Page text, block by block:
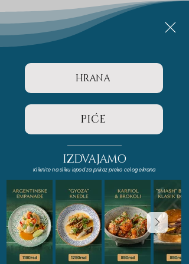
HRANA
PIĆE
IZDVAJAMO
Kliknite na sliku ispod za prikaz preko celog ekrana